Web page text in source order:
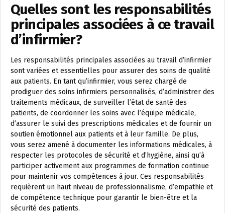
Quelles sont les responsabilités
principales associées à ce travail
d’infirmier?
Les responsabilités principales associées au travail d’infirmier
sont variées et essentielles pour assurer des soins de qualité
aux patients. En tant qu’infirmier, vous serez chargé de
prodiguer des soins infirmiers personnalisés, d’administrer des
traitements médicaux, de surveiller l’état de santé des
patients, de coordonner les soins avec l’équipe médicale,
d’assurer le suivi des prescriptions médicales et de fournir un
soutien émotionnel aux patients et à leur famille. De plus,
vous serez amené à documenter les informations médicales, à
respecter les protocoles de sécurité et d’hygiène, ainsi qu’à
participer activement aux programmes de formation continue
pour maintenir vos compétences à jour. Ces responsabilités
requièrent un haut niveau de professionnalisme, d’empathie et
de compétence technique pour garantir le bien-être et la
sécurité des patients.